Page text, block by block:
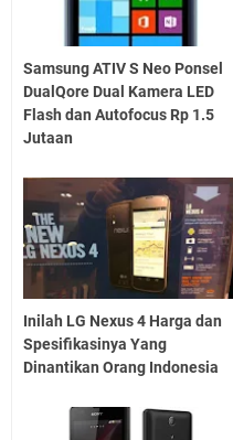
Samsung ATIV S Neo Ponsel
DualQore Dual Kamera LED
Flash dan Autofocus Rp 1.5
Jutaan
Inilah LG Nexus 4 Harga dan
Spesifikasinya Yang
Dinantikan Orang Indonesia